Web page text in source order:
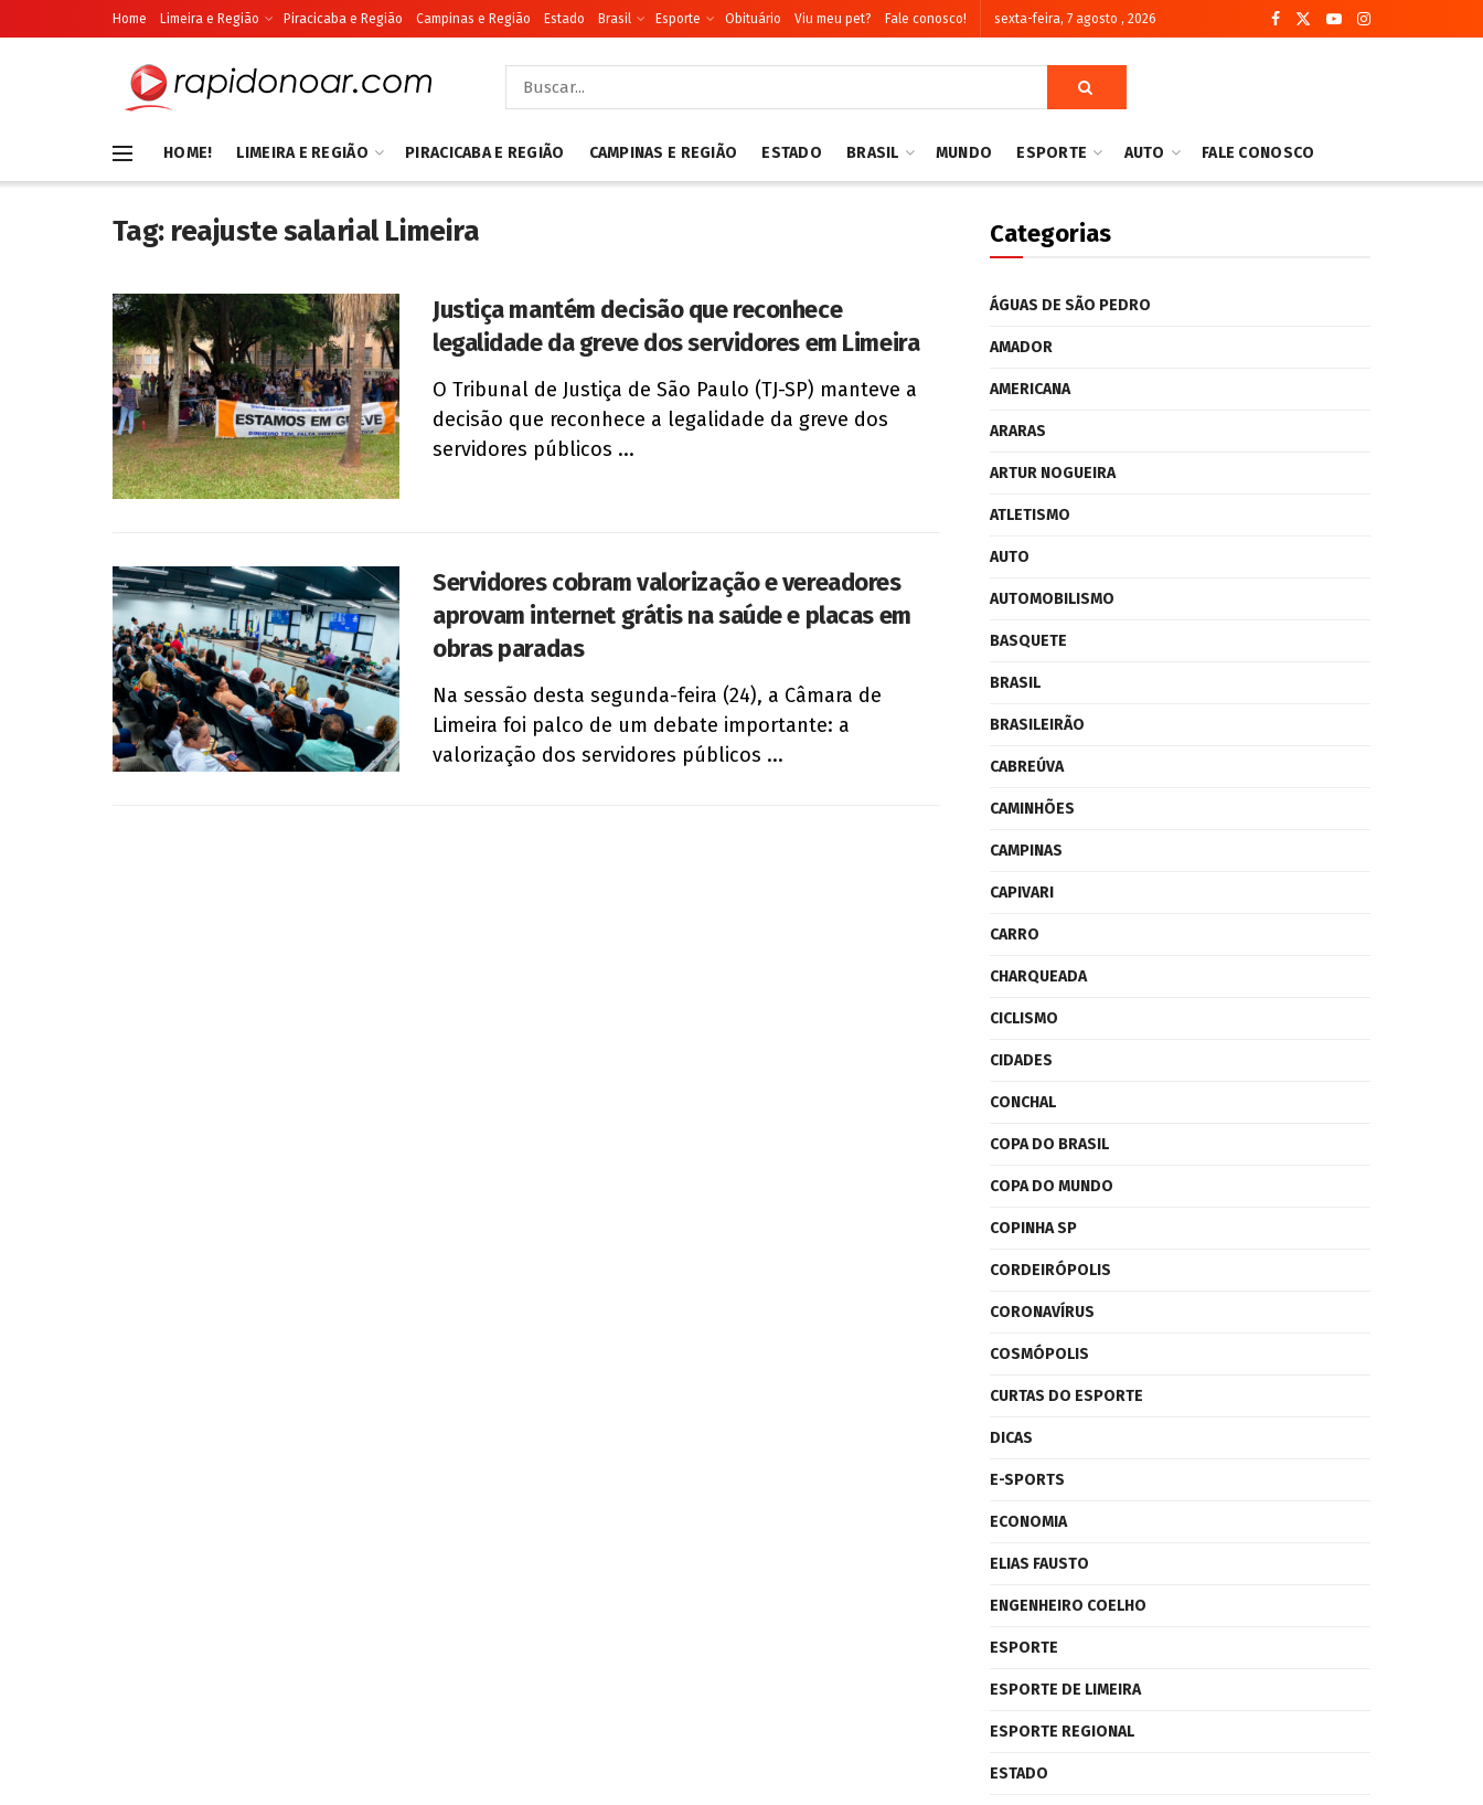
Home Limeira e Região Piracicaba e Região Campinas e Região Estado Brasil Esporte Obituário Viu meu pet? Fale conosco! sexta-feira, 7 agosto , 2026
HOME! LIMEIRA E REGIÃO PIRACICABA E REGIÃO CAMPINAS E REGIÃO ESTADO BRASIL MUNDO ESPORTE AUTO FALE CONOSCO
Tag: reajuste salarial Limeira
Justiça mantém decisão que reconhece
legalidade da greve dos servidores em Limeira
O Tribunal de Justiça de São Paulo (TJ-SP) manteve a
decisão que reconhece a legalidade da greve dos
servidores públicos ...
Servidores cobram valorização e vereadores
aprovam internet grátis na saúde e placas em
obras paradas
Na sessão desta segunda-feira (24), a Câmara de
Limeira foi palco de um debate importante: a
valorização dos servidores públicos ...
Categorias
ÁGUAS DE SÃO PEDRO
AMADOR
AMERICANA
ARARAS
ARTUR NOGUEIRA
ATLETISMO
AUTO
AUTOMOBILISMO
BASQUETE
BRASIL
BRASILEIRÃO
CABREÚVA
CAMINHÕES
CAMPINAS
CAPIVARI
CARRO
CHARQUEADA
CICLISMO
CIDADES
CONCHAL
COPA DO BRASIL
COPA DO MUNDO
COPINHA SP
CORDEIRÓPOLIS
CORONAVÍRUS
COSMÓPOLIS
CURTAS DO ESPORTE
DICAS
E-SPORTS
ECONOMIA
ELIAS FAUSTO
ENGENHEIRO COELHO
ESPORTE
ESPORTE DE LIMEIRA
ESPORTE REGIONAL
ESTADO